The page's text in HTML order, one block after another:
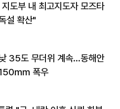
도부 내 최고지도자 모즈타
설 확산"
35도 무더위 계속…동해안
㎜ 폭우